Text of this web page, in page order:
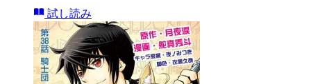
試し読み